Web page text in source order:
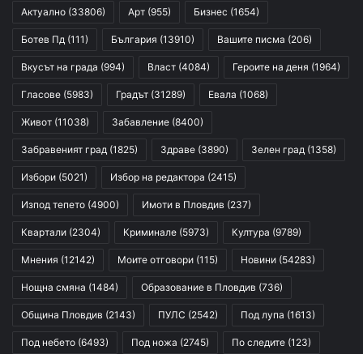
Актуално (33806) Арт (955) Бизнес (1654)
Ботев Пд (111) България (13910) Вашите писма (206)
Вкусът на града (994) Власт (4084) Героите на деня (1964)
Гласове (5983) Градът (31289) Евала (1068)
Живот (11038) Забавление (8400)
Забравеният град (1825) Здраве (3890) Зелен град (1358)
Избори (5021) Избор на редактора (2415)
Изпод тепето (4900) Имоти в Пловдив (237)
Квартали (2304) Криминале (5973) Култура (9789)
Мнения (12142) Моите отговори (115) Новини (54283)
Нощна смяна (1484) Образование в Пловдив (736)
Община Пловдив (2143) ПУЛС (2542) Под лупа (1613)
Под небето (6493) Под ножа (2745) По следите (123)